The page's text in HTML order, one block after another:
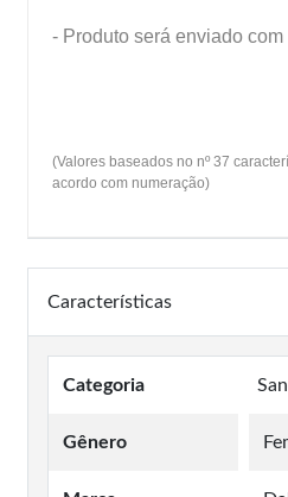
- Produto será enviado
(Valores baseados no nº 37
acordo com numeração)
Características
Categoria
Gênero